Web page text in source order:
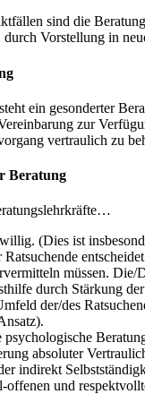
sind die
Vorstellung in
ein gesonderter
zur
vertraulich zu
Beratung
(Dies ist
müssen.
durch Stärkung
der/des
psychologische
absoluter
indirekt
offenen und